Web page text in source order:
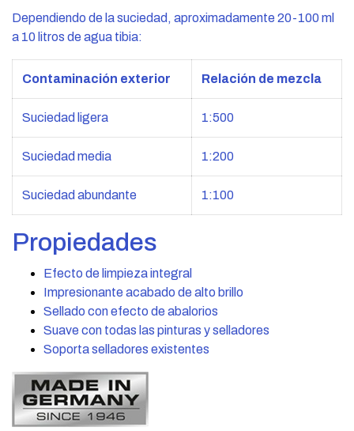
Dependiendo de la suciedad, aproximadamente 20-100 ml
a 10 litros de agua tibia:
Contaminación exterior Relación de mezcla
Suciedad ligera 1:500
Suciedad media 1:200
Suciedad abundante 1:100
Propiedades
Efecto de limpieza integral
Impresionante acabado de alto brillo
Sellado con efecto de abalorios
Suave con todas las pinturas y selladores
Soporta selladores existentes